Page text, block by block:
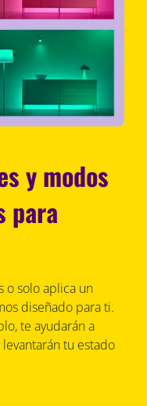
y modos
para
o solo aplica un
diseñado para ti.
te ayudarán a
tu estado